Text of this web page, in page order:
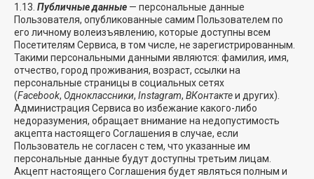
1.13. Публичные данные — персональные данные
Пользователя, опубликованные самим Пользователем по
его личному волеизъявлению, которые доступны всем
Посетителям Сервиса, в том числе, не зарегистрированным.
Такими персональными данными являются: фамилия, имя,
отчество, город проживания, возраст, ссылки на
персональные страницы в социальных сетях
(Facebook, Одноклассники, Instagram, ВКонтактеи других).
Администрация Сервиса во избежание какого-либо
недоразумения, обращает внимание на недопустимость
акцепта настоящего Соглашения в случае, если
Пользователь не согласен с тем, что указанные им
персональные данные будут доступны третьим лицам.
Акцепт настоящего Соглашения будет являться полным и